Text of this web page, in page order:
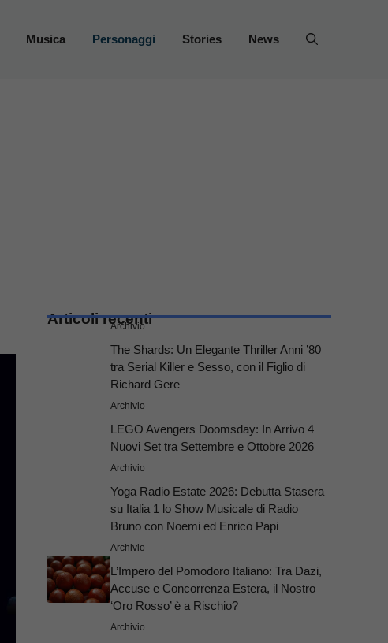
Musica Personaggi Stories News
Articoli recenti
Archivio
The Shards: Un Elegante Thriller Anni ’80
tra Serial Killer e Sesso, con il Figlio di
Richard Gere
Archivio
LEGO Avengers Doomsday: In Arrivo 4
Nuovi Set tra Settembre e Ottobre 2026
Archivio
Yoga Radio Estate 2026: Debutta Stasera
su Italia 1 lo Show Musicale di Radio
Bruno con Noemi ed Enrico Papi
Archivio
L’Impero del Pomodoro Italiano: Tra Dazi,
Accuse e Concorrenza Estera, il Nostro
‘Oro Rosso’ è a Rischio?
Archivio